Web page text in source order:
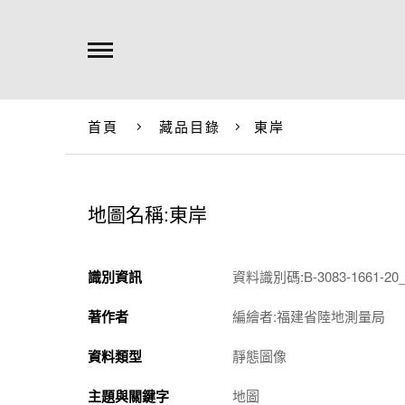
首頁 藏品目錄 東岸
地圖名稱:東岸
識別資訊 資料識別碼:B-3083-1661-
著作者 編繪者:福建省陸地測量局
資料類型 靜態圖像
主題與關鍵字 地圖